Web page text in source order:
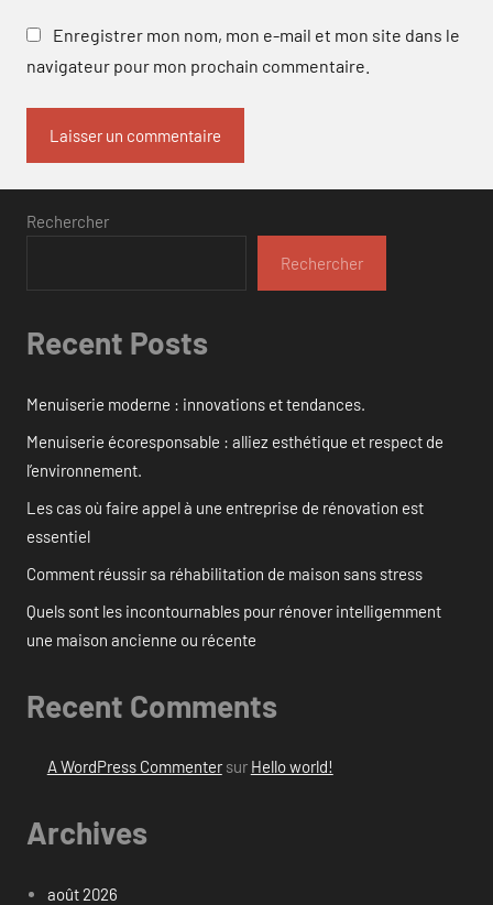
Enregistrer mon nom, mon e-mail et mon site dans le
navigateur pour mon prochain commentaire.
Rechercher
Rechercher
Recent Posts
Menuiserie moderne : innovations et tendances.
Menuiserie écoresponsable : alliez esthétique et respect de
l’environnement.
Les cas où faire appel à une entreprise de rénovation est
essentiel
Comment réussir sa réhabilitation de maison sans stress
Quels sont les incontournables pour rénover intelligemment
une maison ancienne ou récente
Recent Comments
A WordPress Commentersur Hello world!
Archives
août 2026